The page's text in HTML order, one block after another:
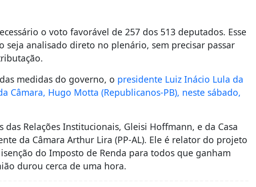
o voto favorável de 257 dos 513 deputados. Esse
analisado direto no plenário, sem precisar passar
medidas do governo, o presidente Luiz Inácio Lula da
Câmara, Hugo Motta (Republicanos-PB), neste sábado,
Relações Institucionais, Gleisi Hoffmann, e da Casa
da Câmara Arthur Lira (PP-AL). Ele é relator do projeto
do Imposto de Renda para todos que ganham
durou cerca de uma hora.